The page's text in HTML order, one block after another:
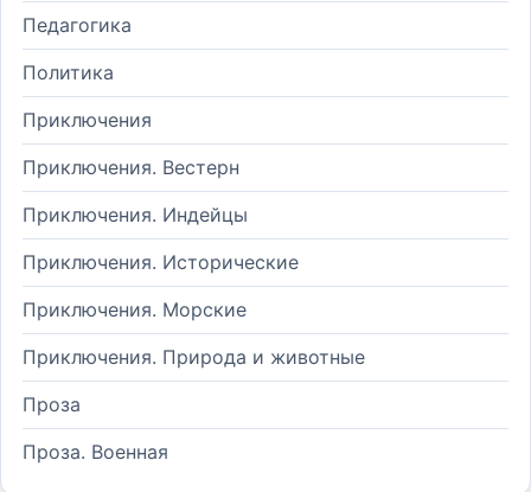
Педагогика
Политика
Приключения
Приключения. Вестерн
Приключения. Индейцы
Приключения. Исторические
Приключения. Морские
Приключения. Природа и животные
Проза
Проза. Военная